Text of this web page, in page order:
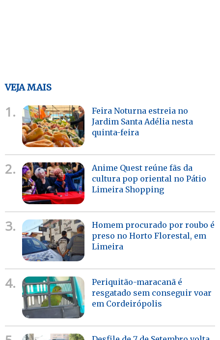
VEJA MAIS
1.
Feira Noturna estreia no
Jardim Santa Adélia nesta
quinta-feira
2.
Anime Quest reúne fãs da
cultura pop oriental no Pátio
Limeira Shopping
3.
Homem procurado por roubo é
preso no Horto Florestal, em
Limeira
4.
Periquitão-maracanã é
resgatado sem conseguir voar
em Cordeirópolis